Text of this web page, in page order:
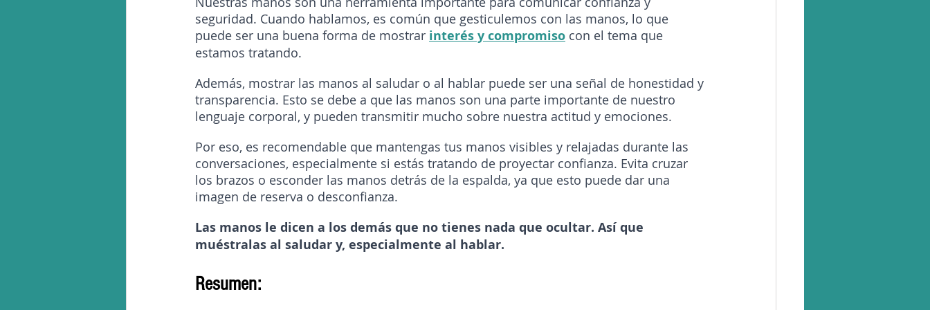
seguridad. Cuando hablamos, es común que gesticulemos con las manos, lo que
puede ser una buena forma de mostrar interés y compromiso con el tema que
estamos tratando.
Además, mostrar las manos al saludar o al hablar puede ser una señal de honestidad y
transparencia. Esto se debe a que las manos son una parte importante de nuestro
lenguaje corporal, y pueden transmitir mucho sobre nuestra actitud y emociones.
Por eso, es recomendable que mantengas tus manos visibles y relajadas durante las
conversaciones, especialmente si estás tratando de proyectar confianza. Evita cruzar
los brazos o esconder las manos detrás de la espalda, ya que esto puede dar una
imagen de reserva o desconfianza.
Las manos le dicen a los demás que no tienes nada que ocultar. Así que
muéstralas al saludar y, especialmente al hablar.
Resumen: